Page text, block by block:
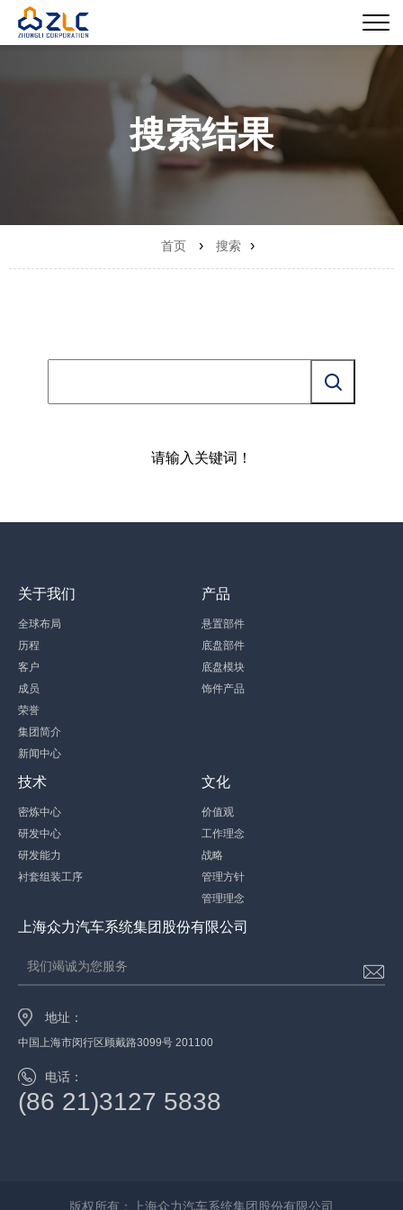
搜索结果
首页 › 搜索 ›
请输入关键词！
关于我们
全球布局
历程
客户
成员
荣誉
集团简介
新闻中心
产品
悬置部件
底盘部件
底盘模块
饰件产品
技术
密炼中心
研发中心
研发能力
衬套组装工序
文化
价值观
工作理念
战略
管理方针
管理理念
上海众力汽车系统集团股份有限公司
我们竭诚为您服务
地址：
中国上海市闵行区顾戴路3099号 201100
电话：
(86 21)3127 5838
版权所有：上海众力汽车系统集团股份有限公司